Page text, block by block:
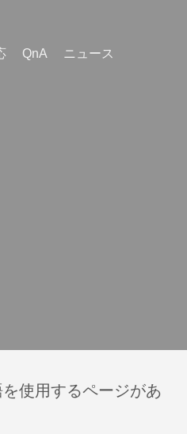
QnA ニュース
使用するページがあ